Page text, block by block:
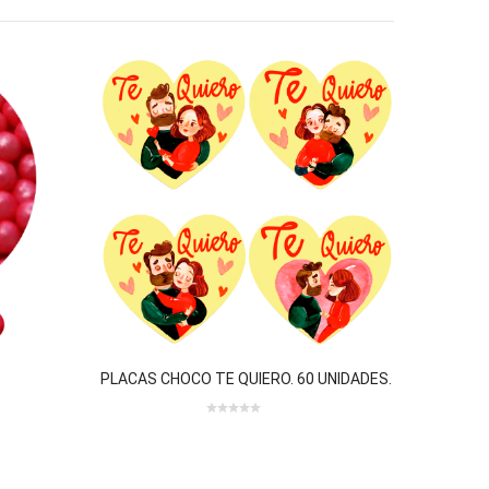
PLACAS CHOCO TE QUIERO. 60 UNIDADES.